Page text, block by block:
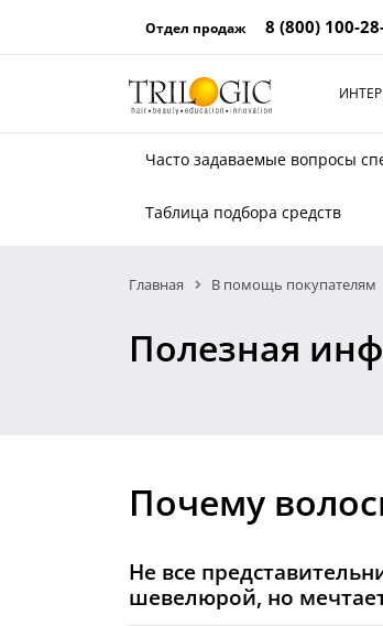
Отдел продаж 8 (800) 100-
Часто задаваемые вопросы
Таблица подбора средств
Главная В помощь покупателям
Полезная
Почему
Не все
шевелюрой, но